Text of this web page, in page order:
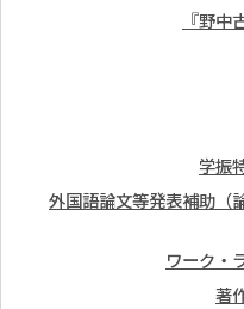
『野
学振
外国語論文等発表補助（
ワーク・
著